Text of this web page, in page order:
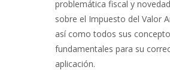
problemática fiscal y
sobre el Impuesto del Valor
así como todos sus
fundamentales para su
aplicación.